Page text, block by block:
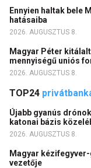
Ennyien haltak bele
hatásaiba
2026. AUGUSZTUS 8.
Magyar Péter
mennyiségű uniós
2026. AUGUSZTUS 8.
TOP24
Újabb gyanús
katonai bázis
2026. AUGUSZTUS 8.
Magyar
vezetője